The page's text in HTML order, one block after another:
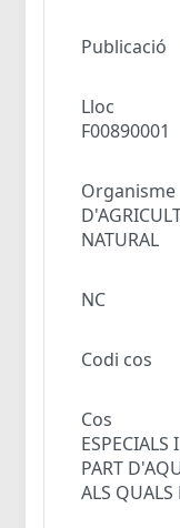
Publicació
Lloc
F00890001
Organisme
NATURAL
NC
Codi cos
Cos
ESPECIALS
PART
ALS QUALS